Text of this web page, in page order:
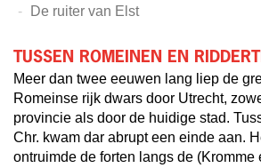
De ruiter van Elst
TUSSEN ROMEINEN EN
Meer dan twee eeuwen lang liep de
Romeinse rijk dwars door Utrecht,
provincie als door de huidige stad.
Chr. kwam dar abrupt een einde aan.
ontruimde de forten langs de (Kromme